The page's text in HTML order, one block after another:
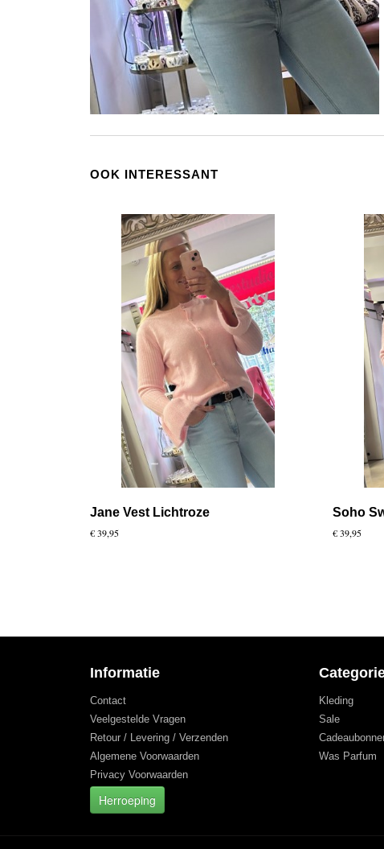
OOK INTERESSANT
Jane Vest Lichtroze
€ 39,95
Soho
€ 39,95
Informatie
Contact
Veelgestelde Vragen
Retour / Levering / Verzenden
Algemene Voorwaarden
Privacy Voorwaarden
Herroeping
Kleding
Sale
Was Parfum